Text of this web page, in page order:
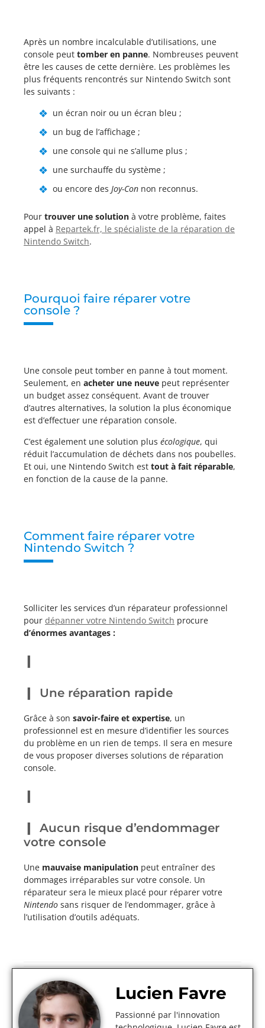
Après un nombre incalculable d’utilisations, une
console peut tomber en panne. Nombreuses peuvent
être les causes de cette dernière. Les problèmes les
plus fréquents rencontrés sur Nintendo Switch sont
les suivants :
un écran noir ou un écran bleu ;
un bug de l’affichage ;
une console qui ne s’allume plus ;
une surchauffe du système ;
ou encore des Joy-Con non reconnus.
Pour trouver une solution à votre problème, faites
appel à Repartek.fr, le spécialiste de la réparation de
Nintendo Switch.
Pourquoi faire réparer votre
console ?
Une console peut tomber en panne à tout moment.
Seulement, en acheter une neuve peut représenter
un budget assez conséquent. Avant de trouver
d’autres alternatives, la solution la plus économique
est d’effectuer une réparation console.
C’est également une solution plus écologique, qui
réduit l’accumulation de déchets dans nos poubelles.
Et oui, une Nintendo Switch est tout à fait réparable,
en fonction de la cause de la panne.
Comment faire réparer votre
Nintendo Switch ?
Solliciter les services d’un réparateur professionnel
pour dépanner votre Nintendo Switch procure
d’énormes avantages :
Une réparation rapide
Grâce à son savoir-faire et expertise, un
professionnel est en mesure d’identifier les sources
du problème en un rien de temps. Il sera en mesure
de vous proposer diverses solutions de réparation
console.
Aucun risque d’endommager
votre console
Une mauvaise manipulation peut entraîner des
dommages irréparables sur votre console. Un
réparateur sera le mieux placé pour réparer votre
Nintendo sans risquer de l’endommager, grâce à
l’utilisation d’outils adéquats.
Lucien Favre
Passionné par l'innovation